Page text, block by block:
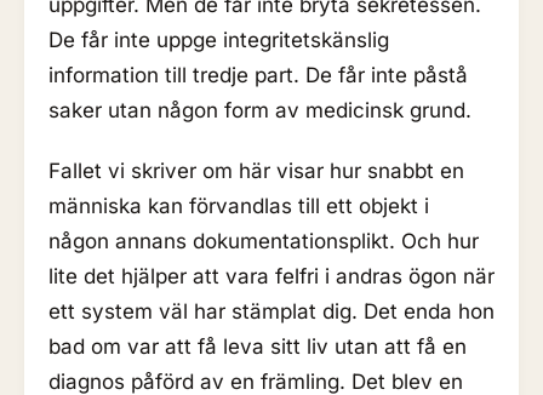
uppgifter. Men de får inte bryta sekretessen.
De får inte uppge integritetskänslig
information till tredje part. De får inte påstå
saker utan någon form av medicinsk grund.
Fallet vi skriver om här visar hur snabbt en
människa kan förvandlas till ett objekt i
någon annans dokumentationsplikt. Och hur
lite det hjälper att vara felfri i andras ögon när
ett system väl har stämplat dig. Det enda hon
bad om var att få leva sitt liv utan att få en
diagnos påförd av en främling. Det blev en